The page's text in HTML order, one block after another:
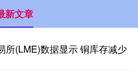
新文章
所(LME)数据显示 铜库存减少